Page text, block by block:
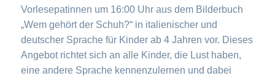
Vorlesepatinnen um 16:00 Uhr aus dem Bilderbuch
„Wem gehört der Schuh?“ in italienischer und
deutscher Sprache für Kinder ab 4 Jahren vor. Dieses
Angebot richtet sich an alle Kinder, die Lust haben,
eine andere Sprache kennenzulernen und dabei